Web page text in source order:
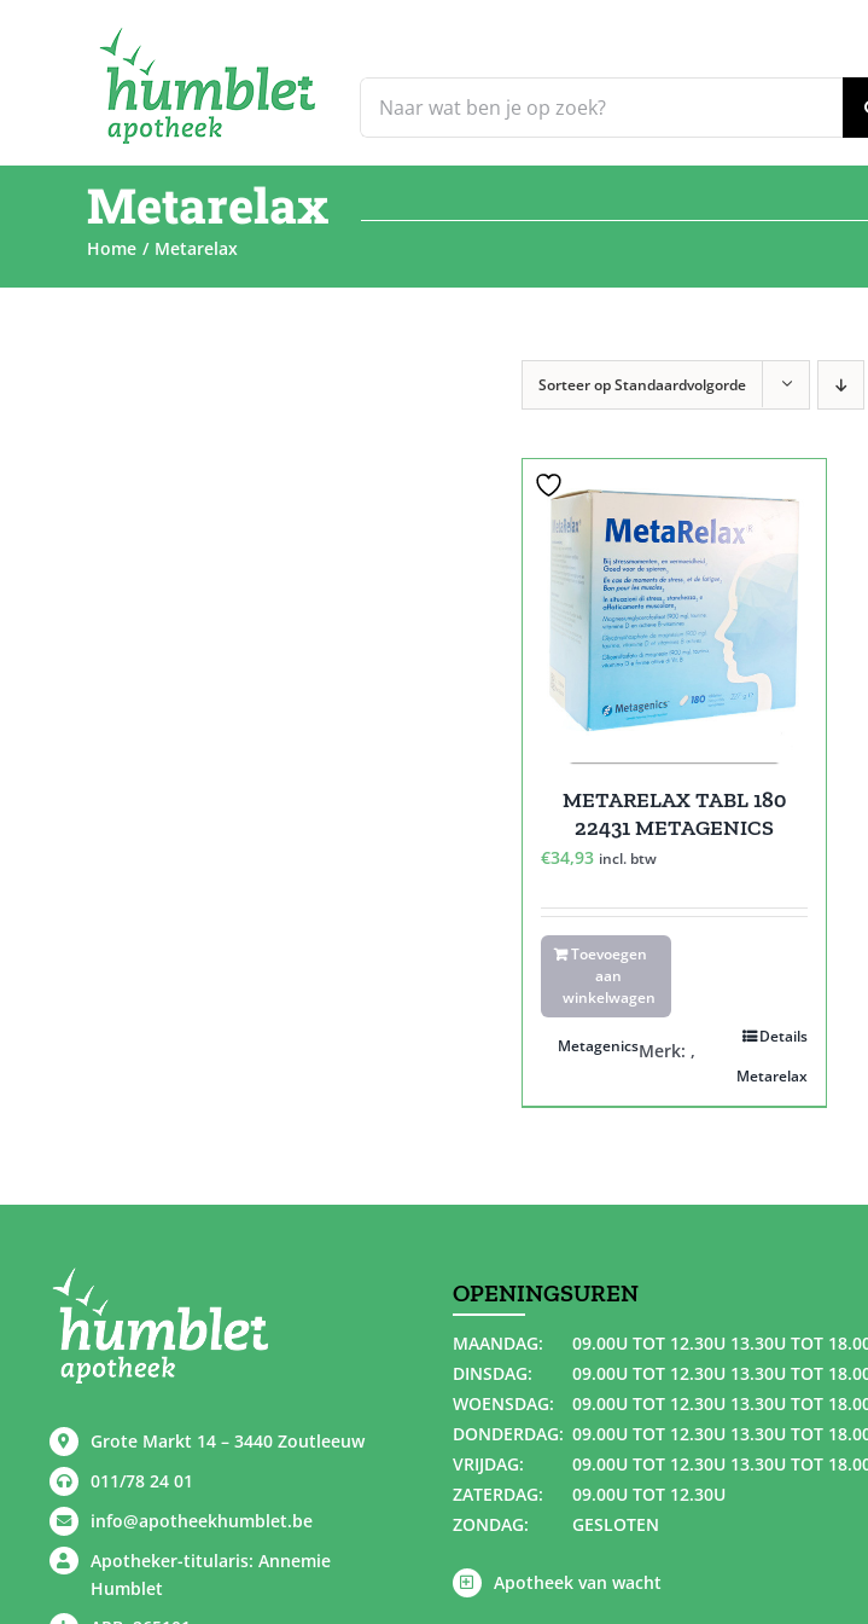
naar:
Metarelax
Home Metarelax
Sorteer opStandaardvolgorde
METARELAX TABL 180
22431 METAGENICS
€34,93 incl. btw
Toevoegen
aan
winkelwagen
Details
Merk:
Metagenics ,
Metarelax
Grote Markt 14 – 3440 Zoutleeuw
011/78 24 01
info@apotheekhumblet.be
Apotheker-titularis: Annemie
Humblet
OPENINGSUREN
MAANDAG:
09.00U TOT 12.30U 13.30U TOT
DINSDAG:
09.00U TOT 12.30U 13.30U TOT
WOENSDAG:
09.00U TOT 12.30U 13.30U TOT
DONDERDAG: 09.00U TOT 12.30U 13.30U TOT
VRIJDAG:
09.00U TOT 12.30U 13.30U TOT
ZATERDAG:
09.00U TOT 12.30U
ZONDAG:
GESLOTEN
Apotheek van wacht